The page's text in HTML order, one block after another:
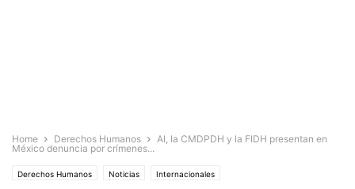
Home Derechos Humanos
AI, la CMDPDH y la FIDH presentan en
México denuncia por crímenes...
Derechos Humanos Noticias Internacionales